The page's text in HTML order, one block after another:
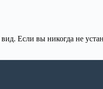
Если вы никогда не